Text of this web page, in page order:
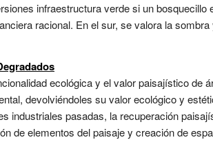
infraestructura verde si un
racional. En el sur, se valora la
ecológica y el valor paisajístico
devolviéndoles su valor ecológico y
industriales pasadas, la recuperación
de elementos del paisaje y creación de